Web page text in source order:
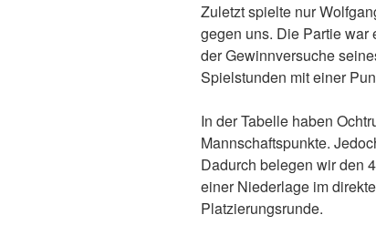
Zuletzt spielte nur
gegen uns. Die Partie
der Gewinnversuche
Spielstunden mit einer
In der Tabelle haben
Mannschaftspunkte.
Dadurch belegen wir den
einer Niederlage im
Platzierungsrunde.